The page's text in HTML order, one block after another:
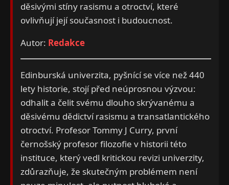
děsivými stíny rasismu a otroctví, které
ovlivňují její současnost i budoucnost.
Autor: Redakce
Edinburská univerzita, pyšnící se více než 440
lety historie, stojí před neúprosnou výzvou:
odhalit a čelit svému dlouho skrývanému a
děsivému dědictví rasismu a transatlantického
otroctví. Profesor Tommy J Curry, první
černošský profesor filozofie v historii této
instituce, který vedl kritickou revizi univerzity,
zdůrazňuje, že skutečným problémem není